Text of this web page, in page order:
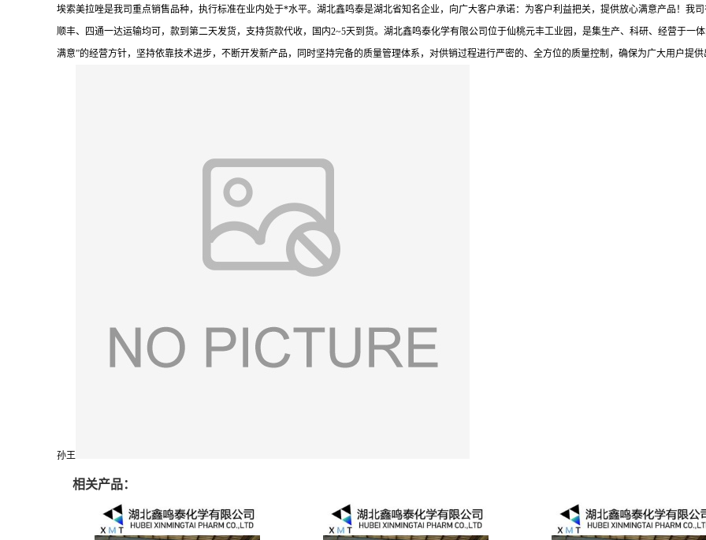
埃索美拉唑是我司重点销售品种，执行标准在业内处于*水平。湖北鑫鸣泰是湖北省知名企业，向广大客户承诺：为客户利益把关，提供放心满意产品！我
顺丰、四通一达运输均可，款到第二天发货，支持货款代收，国内2~5天到货。湖北鑫鸣泰化学有限公司位于仙桃元丰工业园，是集生产、科研、经营于一
满意”的经营方针，坚持依靠技术进步，不断开发新产品，同时坚持完备的质量管理体系，对供销过程进行严密的、全方位的质量控制，确保为广大用户提供
孙王
相关产品：